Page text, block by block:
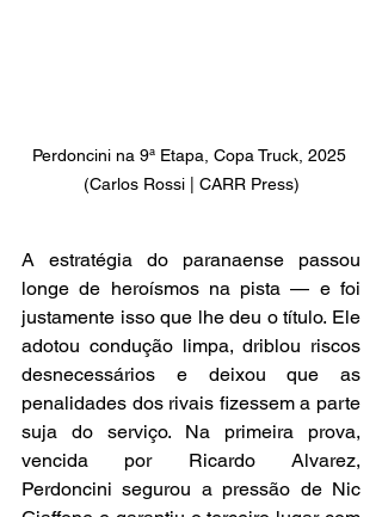
Perdoncini na 9ª Etapa, Copa Truck, 2025
(Carlos Rossi | CARR Press)
A estratégia do paranaense passou
longe de heroísmos na pista — e foi
justamente isso que lhe deu o título. Ele
adotou condução limpa, driblou riscos
desnecessários e deixou que as
penalidades dos rivais fizessem a parte
suja do serviço. Na primeira prova,
vencida por Ricardo Alvarez,
Perdoncini segurou a pressão de Nic